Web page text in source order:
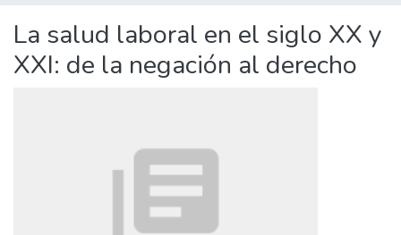
La salud laboral en el siglo XX y
XXI: de la negación al derecho